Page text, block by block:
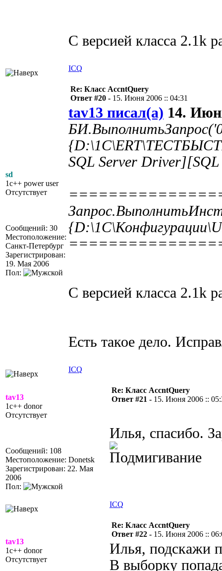
С версией класса 2.1k
ICQ
sd
1c++ power user
Отсутствует
Сообщений: 30
Местоположение:
Санкт-Петербург
Зарегистрирован:
19. Мая 2006
Пол:
Re: Класс AccntQuery
Ответ #20 - 15. Июня 2006 :: 04:31
tav13 писал(а) 14.
SQL Server
С версией класса 2.1k
Есть такое дело.
ICQ
tav13
1c++ donor
Отсутствует
Сообщений: 108
Местоположение: Donetsk
Зарегистрирован: 22. Мая
2006
Пол:
Re: Класс AccntQuery
Ответ #21 - 15. Июня 2006 ::
Илья, спасибо.
ICQ
tav13
1c++ donor
Отсутствует
Re: Класс AccntQuery
Ответ #22 - 15. Июня 2006 ::
Илья, подскажи
В выборку